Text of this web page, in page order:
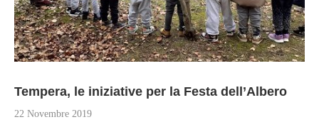
Tempera, le iniziative per la Festa dell’Albero
22 Novembre 2019